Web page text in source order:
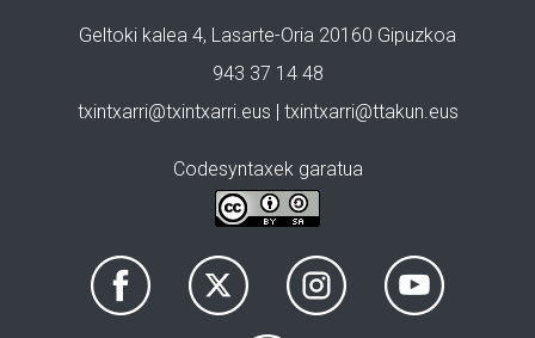
Geltoki kalea 4, Lasarte-Oria 20160 Gipuzkoa
943 37 14 48
txintxarri@txintxarri.eus | txintxarri@ttakun.eus
Codesyntaxek garatua